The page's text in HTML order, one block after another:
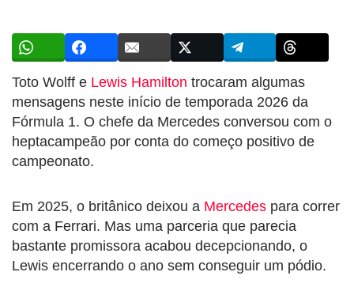
Toto Wolff e Lewis Hamilton trocaram algumas
mensagens neste início de temporada 2026 da
Fórmula 1. O chefe da Mercedes conversou com o
heptacampeão por conta do começo positivo de
campeonato.
Em 2025, o britânico deixou a Mercedes para correr
com a Ferrari. Mas uma parceria que parecia
bastante promissora acabou decepcionando, o
Lewis encerrando o ano sem conseguir um pódio.